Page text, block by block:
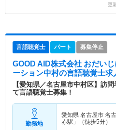
更
言語聴覚士 パート 募集停止
GOOD AID株式会社 おだい
ーション中村の言語聴覚士求
【愛知県／名古屋市中村区】訪
て言語聴覚士募集！
勤務地
愛知県 名古屋市 名
赤駅」（徒歩5分）